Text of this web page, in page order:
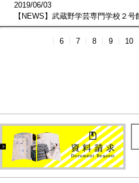
2019/06/03
【NEWS】武蔵野学芸専門学校２
6 7 8 9 10